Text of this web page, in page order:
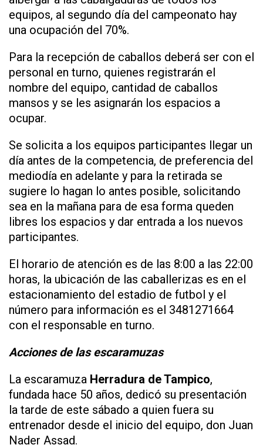
equipos, al segundo día del campeonato hay
una ocupación del 70%.
Para la recepción de caballos deberá ser con el
personal en turno, quienes registrarán el
nombre del equipo, cantidad de caballos
mansos y se les asignarán los espacios a
ocupar.
Se solicita a los equipos participantes llegar un
día antes de la competencia, de preferencia del
mediodía en adelante y para la retirada se
sugiere lo hagan lo antes posible, solicitando
sea en la mañana para de esa forma queden
libres los espacios y dar entrada a los nuevos
participantes.
El horario de atención es de las 8:00 a las 22:00
horas, la ubicación de las caballerizas es en el
estacionamiento del estadio de futbol y el
número para información es el 3481271664
con el responsable en turno.
Acciones de las escaramuzas
La escaramuza Herradura de Tampico,
fundada hace 50 años, dedicó su presentación
la tarde de este sábado a quien fuera su
entrenador desde el inicio del equipo, don Juan
Nader Assad.